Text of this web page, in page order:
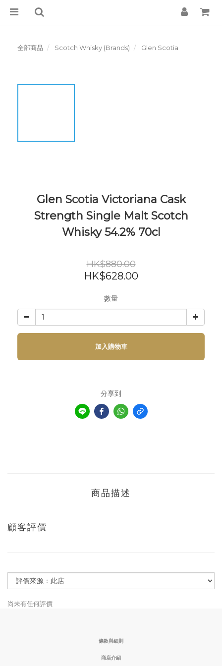
全部商品 Scotch Whisky (Brands) Glen Scotia
Glen Scotia Victoriana Cask
Strength Single Malt Scotch
Whisky 54.2% 70cl
HK$880.00
HK$628.00
數量
加入購物車
分享到
商品描述
顧客評價
尚未有任何評價
條款與細則
商店介紹